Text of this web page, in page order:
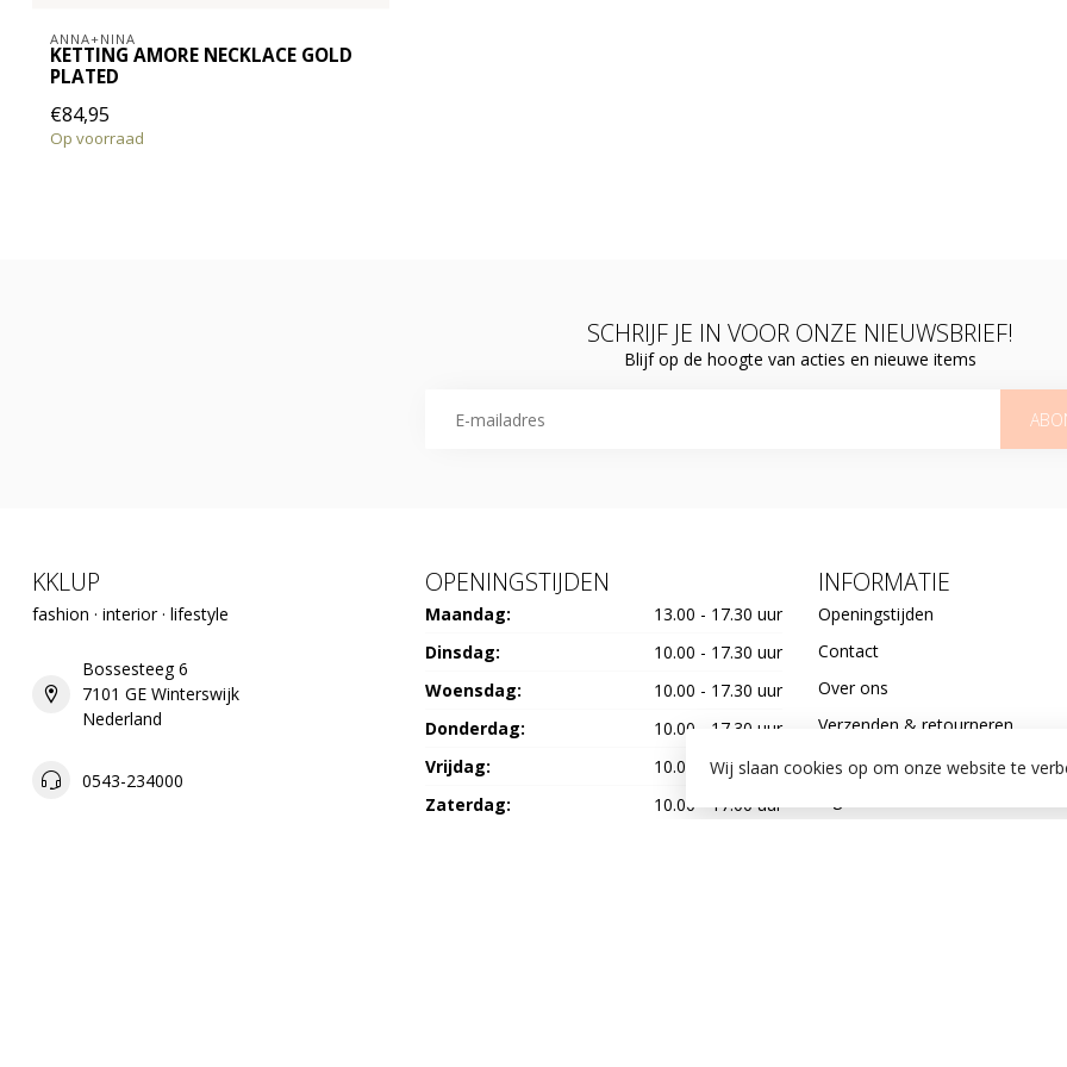
ANNA+NINA
KETTING AMORE NECKLACE GOLD
PLATED
€84,95
Op voorraad
SCHRIJF JE IN VOOR ONZE NIEUWSBRIEF!
Blijf op de hoogte van acties en nieuwe items
KKLUP
fashion · interior · lifestyle
Bossesteeg 6
7101 GE Winterswijk
Nederland
0543-234000
OPENINGSTIJDEN
Maandag:
13.00 - 17.30 uur
Dinsdag:
10.00 - 17.30 uur
Woensdag:
10.00 - 17.30 uur
Donderdag:
10.00 - 17.30 uur
Vrijdag:
10.00 - 20.00 uur
Zaterdag:
10.00 - 17.00 uur
INFORMATIE
Openingstijden
Contact
Over ons
Verzenden & retourneren
Betaalmethoden
Wij slaan cookies op om onze website te